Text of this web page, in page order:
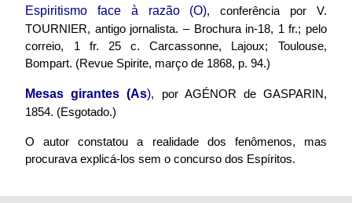
Espiritismo face à razão (O), conferência por V.
TOURNIER, antigo jornalista. – Brochura in-18, 1 fr.; pelo
correio, 1 fr. 25 c. Carcassonne, Lajoux; Toulouse,
Bompart. (Revue Spirite, março de 1868, p. 94.)
Mesas girantes (As), por AGÉNOR de GASPARIN,
1854. (Esgotado.)
O autor constatou a realidade dos fenômenos, mas
procurava explicá-los sem o concurso dos Espíritos.